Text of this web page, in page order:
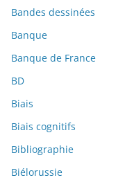
Bandes dessinées
Banque
Banque de France
BD
Biais
Biais cognitifs
Bibliographie
Biélorussie